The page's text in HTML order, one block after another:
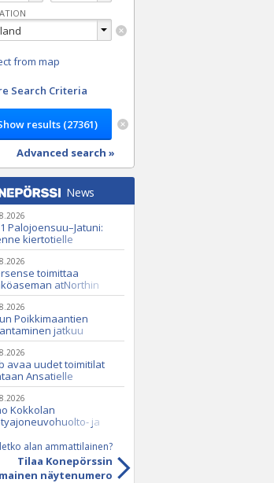
from map
Search Criteria
Advanced search »
News
Palojoensuu–Jatuni:
kiertotielle
silloilla
toimittaa
atNorthin
Poikkimaantien
jatkuu
avaa uudet toimitilat
Ansatielle
Kokkolan
ja
lokakuussa
alan ammattilainen?
Tilaa Konepörssin
näytenumero